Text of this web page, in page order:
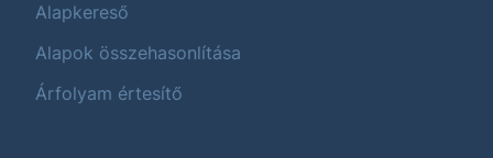
Alapkereső
Alapok összehasonlítása
Árfolyam értesítő